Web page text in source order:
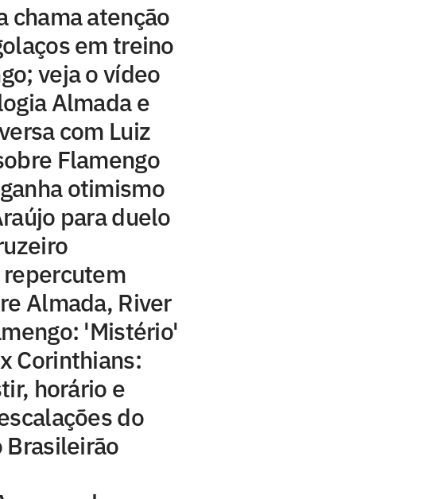
chama atenção
em treino
veja o vídeo
Almada e
com Luiz
Flamengo
otimismo
para duelo
Almada, River
'Mistério'
Corinthians:
horário e
do